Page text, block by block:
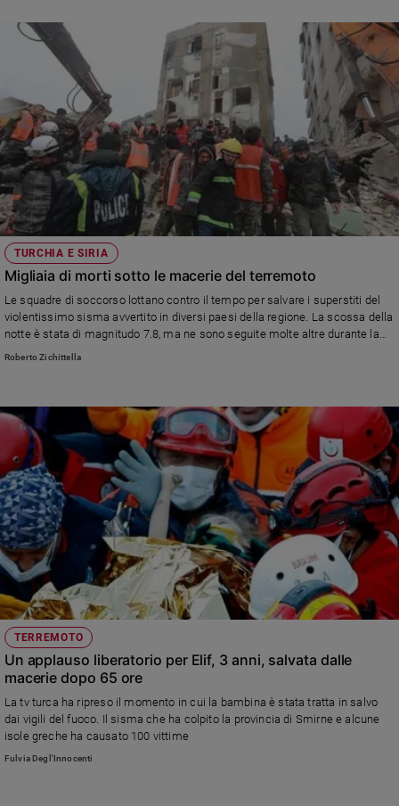
e
streaming
Arte
Famiglia
ed
educazione
Genitori
e
figli
Nonni
Coppia
Scuola
giovani
Bioetica
Vai
Riflessioni
Foto
Video
Podcast
Privacy
TURCHIA E SIRIA
Migliaia di morti sotto le macerie del terremoto
Le squadre di soccorso lottano contro il tempo per salvare i superstiti del
violentissimo sisma avvertito in diversi paesi della regione. La scossa della
notte è stata di magnitudo 7.8, ma ne sono seguite molte altre durante la
giornata
Roberto Zichittella
TERREMOTO
Un applauso liberatorio per Elif, 3 anni, salvata dalle
macerie dopo 65 ore
La tv turca ha ripreso il momento in cui la bambina è stata tratta in salvo
dai vigili del fuoco. Il sisma che ha colpito la provincia di Smirne e alcune
isole greche ha causato 100 vittime
Fulvia Degl'Innocenti